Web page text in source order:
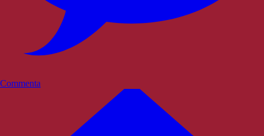
Commenta